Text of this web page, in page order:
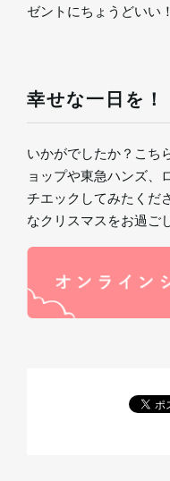
ゼントにちょうどいい！
幸せな一日を！
いかがでしたか？こち
ョップや東急ハンズ、
チエックしてみたくだ
なクリスマスをお過ご